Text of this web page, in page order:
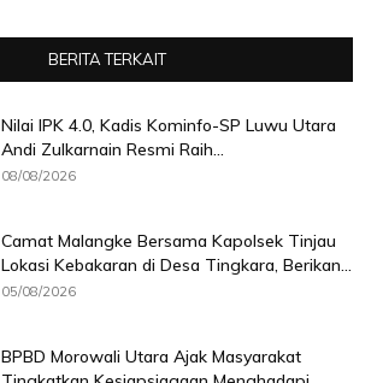
BERITA TERKAIT
Nilai IPK 4.0, Kadis Kominfo-SP Luwu Utara
Andi Zulkarnain Resmi Raih...
08/08/2026
Camat Malangke Bersama Kapolsek Tinjau
Lokasi Kebakaran di Desa Tingkara, Berikan...
05/08/2026
BPBD Morowali Utara Ajak Masyarakat